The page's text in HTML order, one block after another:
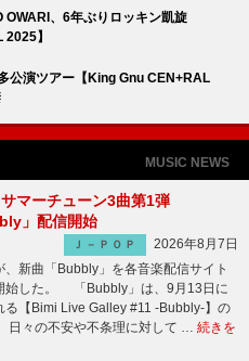
OWARI、6年ぶりロッキン凱旋
】
公演ツアー【King Gnu CEN+RAL
MUSIC NEWS
マーチューン3曲第1弾
」配信開始
Ｊ－ＰＯＰ
2026年8月7日
新曲「Bubbly」を各音楽配信サイト
始した。 「Bubbly」は、9月13日に
る【Bimi Live Galley #11 -Bubbly-】の
日々の不安や不条理に対して … 続きを